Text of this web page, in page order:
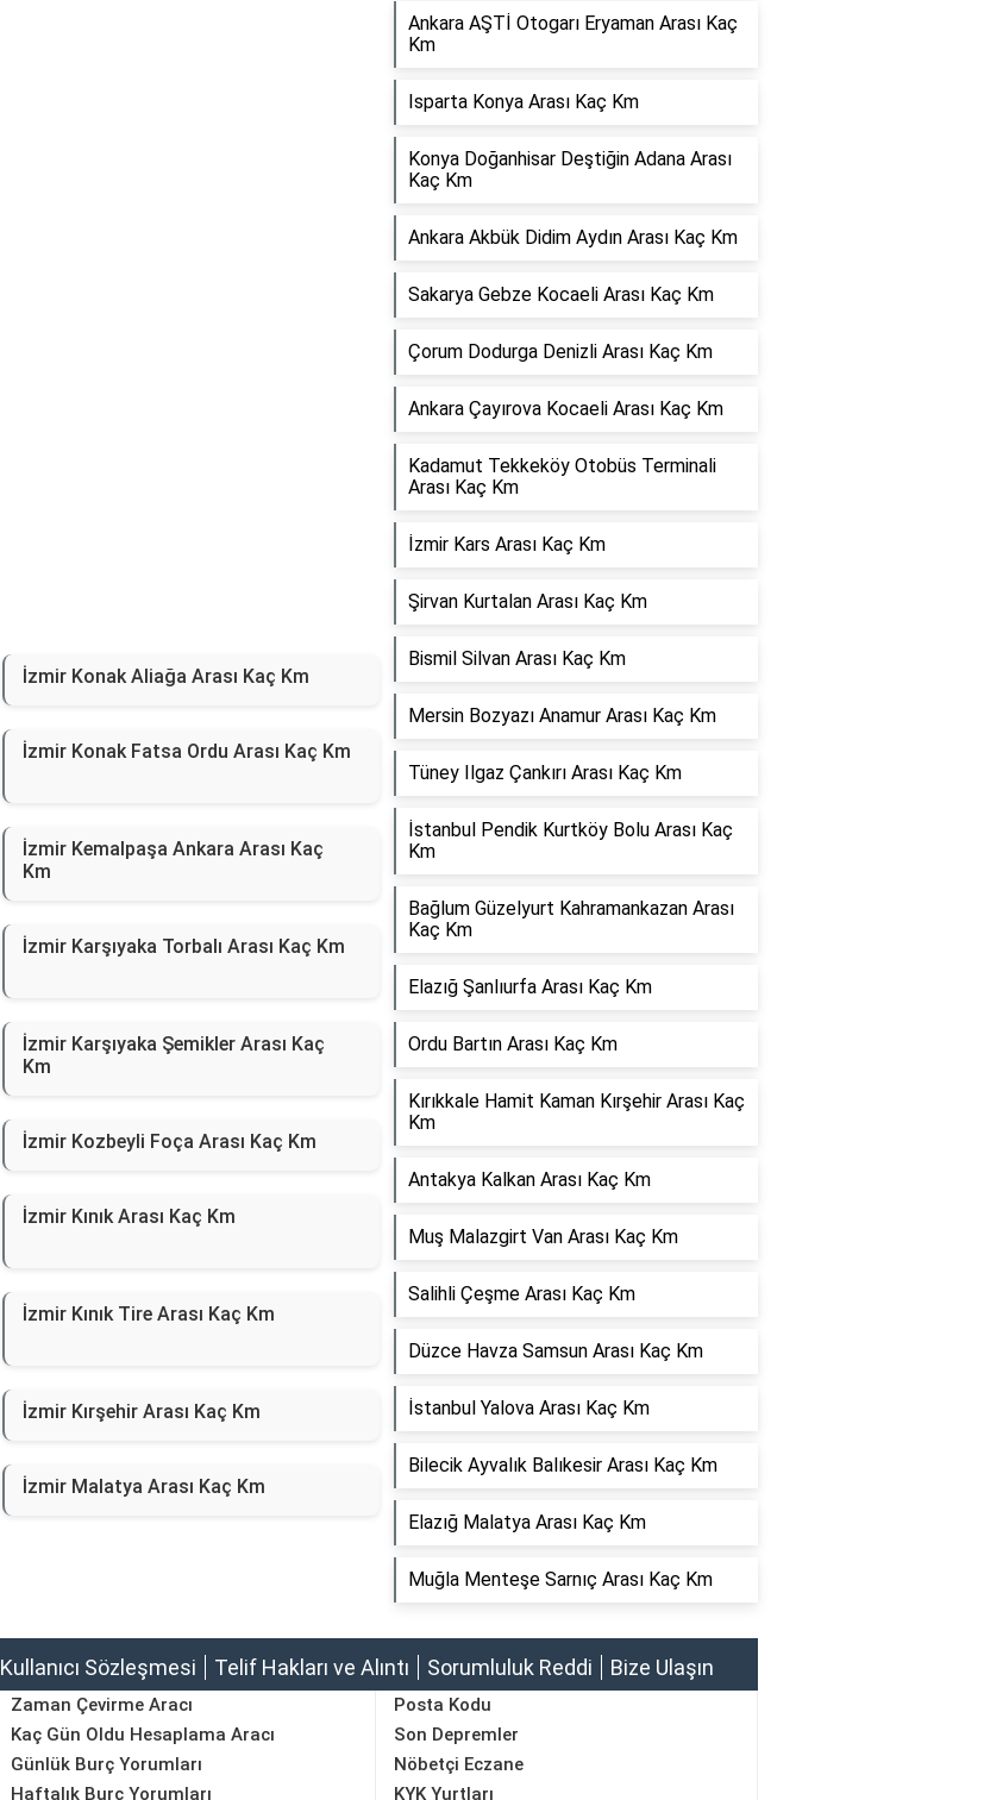
İzmir Konak Aliağa Arası Kaç Km
İzmir Konak Fatsa Ordu Arası Kaç Km
İzmir Kemalpaşa Ankara Arası Kaç
Km
İzmir Karşıyaka Torbalı Arası Kaç Km
İzmir Karşıyaka Şemikler Arası Kaç
Km
İzmir Kozbeyli Foça Arası Kaç Km
İzmir Kınık Arası Kaç Km
İzmir Kınık Tire Arası Kaç Km
İzmir Kırşehir Arası Kaç Km
İzmir Malatya Arası Kaç Km
Ankara AŞTİ Otogarı Eryaman Arası Kaç
Km
Isparta Konya Arası Kaç Km
Konya Doğanhisar Deştiğin Adana Arası
Kaç Km
Ankara Akbük Didim Aydın Arası Kaç Km
Sakarya Gebze Kocaeli Arası Kaç Km
Çorum Dodurga Denizli Arası Kaç Km
Ankara Çayırova Kocaeli Arası Kaç Km
Kadamut Tekkeköy Otobüs Terminali
Arası Kaç Km
İzmir Kars Arası Kaç Km
Şirvan Kurtalan Arası Kaç Km
Bismil Silvan Arası Kaç Km
Mersin Bozyazı Anamur Arası Kaç Km
Tüney Ilgaz Çankırı Arası Kaç Km
İstanbul Pendik Kurtköy Bolu Arası Kaç
Km
Bağlum Güzelyurt Kahramankazan Arası
Kaç Km
Elazığ Şanlıurfa Arası Kaç Km
Ordu Bartın Arası Kaç Km
Kırıkkale Hamit Kaman Kırşehir Arası Kaç
Km
Antakya Kalkan Arası Kaç Km
Muş Malazgirt Van Arası Kaç Km
Salihli Çeşme Arası Kaç Km
Düzce Havza Samsun Arası Kaç Km
İstanbul Yalova Arası Kaç Km
Bilecik Ayvalık Balıkesir Arası Kaç Km
Elazığ Malatya Arası Kaç Km
Muğla Menteşe Sarnıç Arası Kaç Km
Kullanıcı Sözleşmesi Telif Hakları ve Alıntı Sorumluluk Reddi Bize Ulaşın
Zaman Çevirme Aracı
Kaç Gün Oldu Hesaplama Aracı
Günlük Burç Yorumları
Haftalık Burç Yorumları
Posta Kodu
Son Depremler
Nöbetçi Eczane
KYK Yurtları